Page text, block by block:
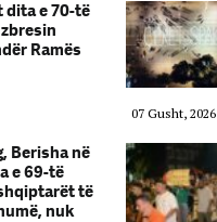
dita e 70-të
Ramës
07 Gusht, 2026
Berisha në
e 69-të
të
nuk